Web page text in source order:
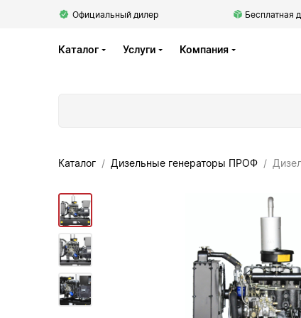
Официальный дилер Бесплатная
Каталог Услуги Компания
Каталог Дизельные генераторы ПРОФ